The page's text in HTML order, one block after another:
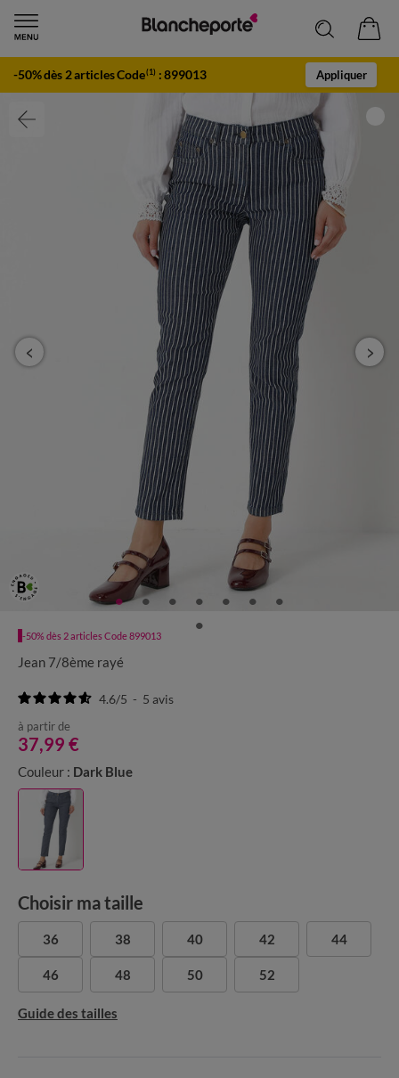
-50% dès 2 articles Code(1) :899013 Appliquer
-50% dès 2 articles Code 899013
Jean 7/8ème rayé
4.6/5 - 5 avis
à partir de
37,99 €
Couleur : Dark Blue
Choisir ma taille
36 38 40 42 44
46 48 50 52
Guide des tailles